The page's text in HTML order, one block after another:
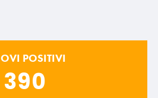
POSITIVI
390